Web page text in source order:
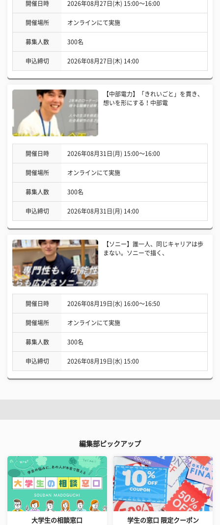
開催日時 2026年08月27日(木) 15:00〜16:00
開催場所 オンラインにて実施
募集人数 300名
申込締切 2026年08月27日(木) 14:00
【中部電力】「きれいごと」を貫き、
想いを形にする！中部電
開催日時 2026年08月31日(月) 15:00〜16:00
開催場所 オンラインにて実施
募集人数 300名
申込締切 2026年08月31日(月) 14:00
【ソニー】誰一人、同じキャリアは歩
まない。ソニーで描く、
開催日時 2026年08月19日(水) 16:00〜16:50
開催場所 オンラインにて実施
募集人数 300名
申込締切 2026年08月19日(水) 15:00
編集部ピックアップ
大学生の相談窓口 学生の窓口 限定クーポン